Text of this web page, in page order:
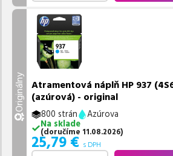
Originálny Atramentová náplň HP 937
(azúrová) - original
800 strán
Azúrova
Na sklade
(doručíme 11.08.2026)
25,79 € s DPH